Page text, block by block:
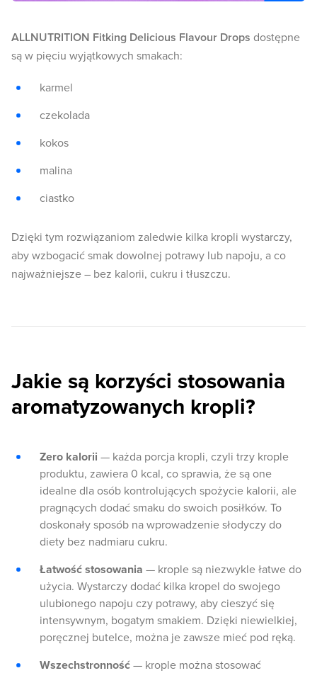
ALLNUTRITION Fitking Delicious Flavour Drops dostępne
są w pięciu wyjątkowych smakach:
karmel
czekolada
kokos
malina
ciastko
Dzięki tym rozwiązaniom zaledwie kilka kropli wystarczy,
aby wzbogacić smak dowolnej potrawy lub napoju, a co
najważniejsze – bez kalorii, cukru i tłuszczu.
Jakie są korzyści stosowania
aromatyzowanych kropli?
Zero kalorii — każda porcja kropli, czyli trzy krople
produktu, zawiera 0 kcal, co sprawia, że są one
idealne dla osób kontrolujących spożycie kalorii, ale
pragnących dodać smaku do swoich posiłków. To
doskonały sposób na wprowadzenie słodyczy do
diety bez nadmiaru cukru.
Łatwość stosowania — krople są niezwykle łatwe do
użycia. Wystarczy dodać kilka kropel do swojego
ulubionego napoju czy potrawy, aby cieszyć się
intensywnym, bogatym smakiem. Dzięki niewielkiej,
poręcznej butelce, można je zawsze mieć pod ręką.
Wszechstronność — krople można stosować